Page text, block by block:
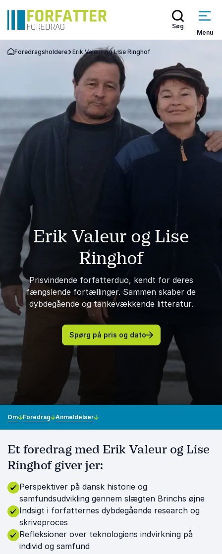
Søg
Menu
Tilbage til forsiden
Foredragsholdere Erik Valeur og Lise Ringhof
Erik Valeur og Lise
Ringhof
Prisvindende forfatterduo, kendt for deres
fængslende fortællinger. Sammen skaber de
dybdegående og tankevækkende litteratur.
Spørg på pris og dato
Om Foredrag Anmeldelser
Et foredrag med Erik Valeur og Lise
Ringhof giver jer:
Perspektiver på dansk historie og
samfundsudvikling gennem slægten Brinchs øjne
Indsigt i forfatternes dybdegående research og
skriveproces
Refleksioner over teknologiens indvirkning på
individ og samfund